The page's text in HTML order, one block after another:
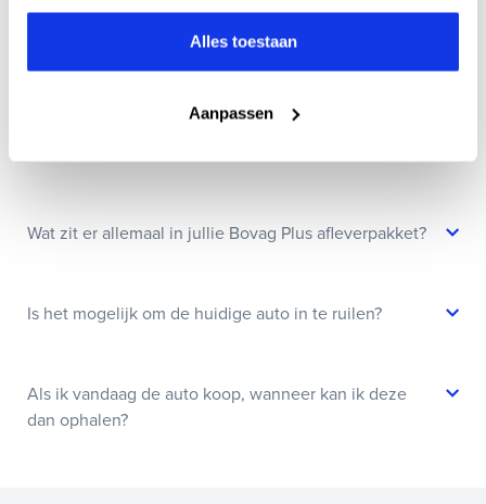
Alles toestaan
Aanpassen
Kan ik een auto reserveren?
Wat zit er allemaal in jullie Bovag Plus afleverpakket?
Is het mogelijk om de huidige auto in te ruilen?
Als ik vandaag de auto koop, wanneer kan ik deze
dan ophalen?